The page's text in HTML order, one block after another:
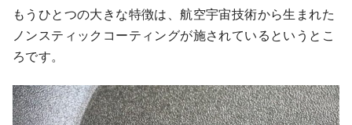
もうひとつの大きな特徴は、航空宇宙技術から生まれた
ノンスティックコーティングが施されているというとこ
ろです。